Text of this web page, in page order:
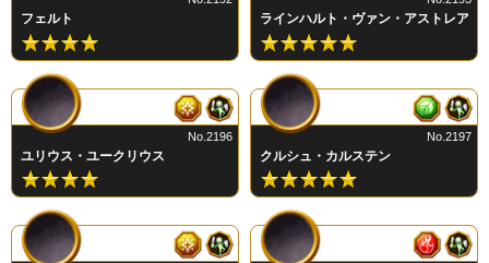
フェルト ラインハルト・ヴァン・アストレア
ユリウス・ユークリウス
No.2196
クルシュ・カルステン
No.2197